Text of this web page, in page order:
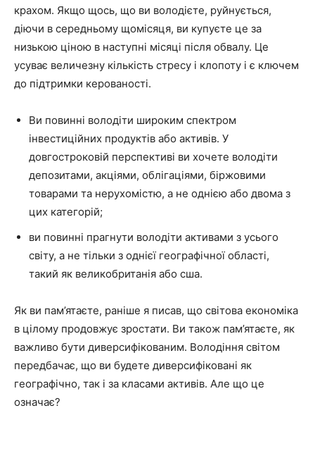
крахом. Якщо щось, що ви володієте, руйнується,
діючи в середньому щомісяця, ви купуєте це за
низькою ціною в наступні місяці після обвалу. Це
усуває величезну кількість стресу і клопоту і є ключем
до підтримки керованості.
Ви повинні володіти широким спектром
інвестиційних продуктів або активів. У
довгостроковій перспективі ви хочете володіти
депозитами, акціями, облігаціями, біржовими
товарами та нерухомістю, а не однією або двома з
цих категорій;
ви повинні прагнути володіти активами з усього
світу, а не тільки з однієї географічної області,
такий як великобританія або сша.
Як ви пам’ятаєте, раніше я писав, що світова економіка
в цілому продовжує зростати. Ви також пам’ятаєте, як
важливо бути диверсифікованим. Володіння світом
передбачає, що ви будете диверсифіковані як
географічно, так і за класами активів. Але що це
означає?